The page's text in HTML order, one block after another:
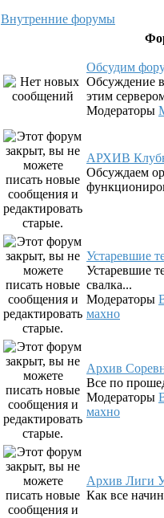
Внутренние форумы
Обсудим
Обсуждение
этим
Модераторы
АРХИВ
Обсуждаем
Устаревшие
Устаревшие
свалка...
Модераторы
махно
Архив
Все по
Модераторы
махно
Архив Лиги
Как все